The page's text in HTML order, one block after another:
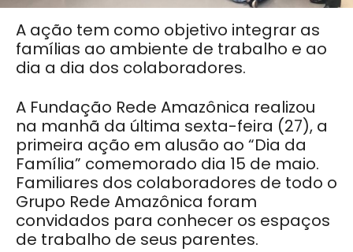
A ação tem como objetivo integrar as
famílias ao ambiente de trabalho e ao
dia a dia dos colaboradores.
A Fundação Rede Amazônica realizou
na manhã da última sexta-feira (27), a
primeira ação em alusão ao “Dia da
Família” comemorado dia 15 de maio.
Familiares dos colaboradores de todo o
Grupo Rede Amazônica foram
convidados para conhecer os espaços
de trabalho de seus parentes.